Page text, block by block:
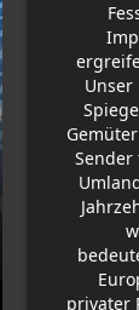
Unser
privater